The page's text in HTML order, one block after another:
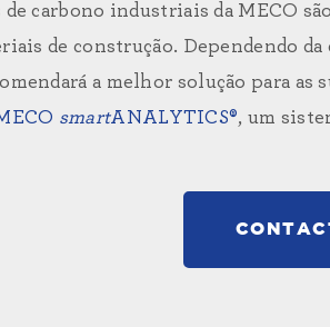
carbono industriais da MECO
de construção. Dependendo da
a melhor solução para as
smartANALYTICS®, um